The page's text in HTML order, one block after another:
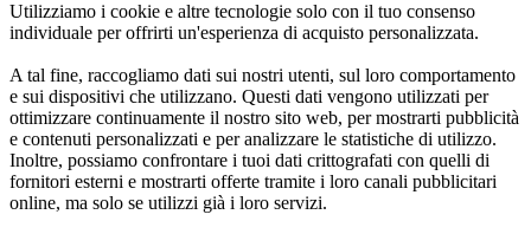
Utilizziamo i cookie e altre tecnologie solo con il tuo consenso
individuale per offrirti un'esperienza di acquisto personalizzata.
A tal fine, raccogliamo dati sui nostri utenti, sul loro comportamento
e sui dispositivi che utilizzano. Questi dati vengono utilizzati per
ottimizzare continuamente il nostro sito web, per mostrarti pubblicità
e contenuti personalizzati e per analizzare le statistiche di utilizzo.
Inoltre, possiamo confrontare i tuoi dati crittografati con quelli di
fornitori esterni e mostrarti offerte tramite i loro canali pubblicitari
online, ma solo se utilizzi già i loro servizi.